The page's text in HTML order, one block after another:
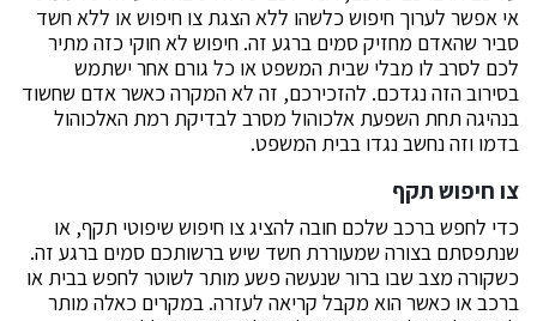
אי אפשר לערוך חיפוש כלשהו ללא הצגת צו חיפוש או ללא חשד
סביר שהאדם מחזיק סמים ברגע זה. חיפוש לא חוקי כזה מתיר
לכם לסרב לו מבלי שבית המשפט או כל גורם אחר ישתמש
בסירוב הזה נגדכם. להזכירכם, זה לא המקרה כאשר אדם שחשוד
בנהיגה תחת השפעת אלכוהול מסרב לבדיקת רמת האלכוהול
בדמו וזה נחשב נגדו בבית המשפט.
צו חיפוש תקף
כדי לחפש ברכב שלכם חובה להציג צו חיפוש שיפוטי תקף, או
שנתפסתם בצורה שמעוררת חשד שיש ברשותכם סמים ברגע זה.
כשקורה מצב שבו ברור שנעשה פשע מותר לשוטר לחפש בבית או
ברכב או כאשר הוא מקבל קריאה לעזרה. במקרים כאלה מותר